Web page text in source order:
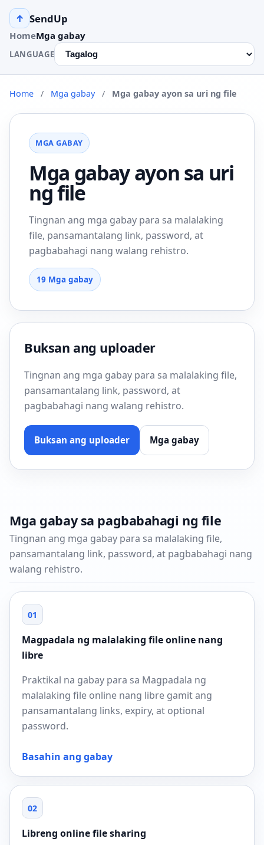
↑ SendUp
HomeMga gabay
LANGUAGE
Home / Mga gabay / Mga gabay ayon sa uri ng file
MGA GABAY
Mga gabay ayon sa uri
ng file
Tingnan ang mga gabay para sa malalaking
file, pansamantalang link, password, at
pagbabahagi nang walang rehistro.
19 Mga gabay
Buksan ang uploader
Tingnan ang mga gabay para sa malalaking file,
pansamantalang link, password, at
pagbabahagi nang walang rehistro.
Buksan ang uploader Mga gabay
Mga gabay sa pagbabahagi ng file
Tingnan ang mga gabay para sa malalaking file,
pansamantalang link, password, at pagbabahagi nang
walang rehistro.
01
Magpadala ng malalaking file online nang
libre
Praktikal na gabay para sa Magpadala ng
malalaking file online nang libre gamit ang
pansamantalang links, expiry, at optional
password.
Basahin ang gabay
02
Libreng online file sharing